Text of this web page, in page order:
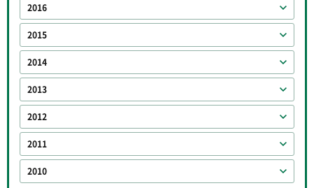
2016
2015
2014
2013
2012
2011
2010